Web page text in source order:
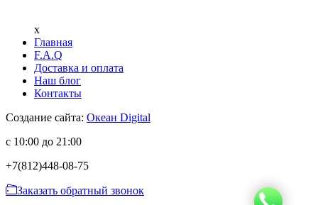
x
Главная
F.A.Q
Доставка и оплата
Наш блог
Контакты
Создание сайта: Океан Digital
с 10:00 до 21:00
+7(812)448-08-75
Заказать обратный звонок